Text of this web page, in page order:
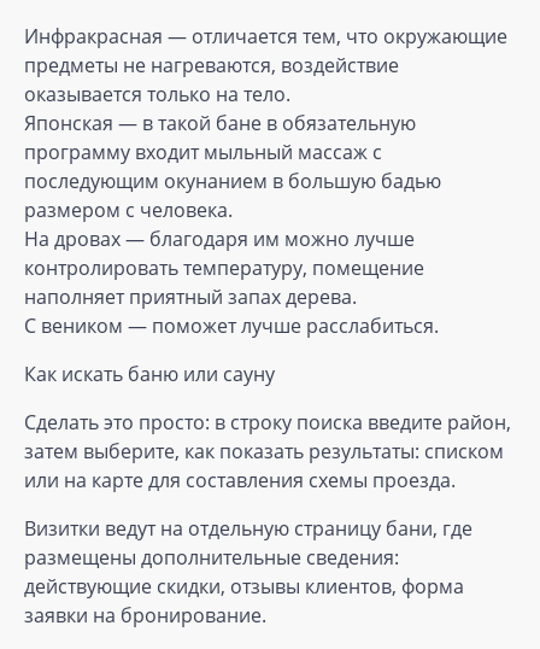
Инфракрасная — отличается тем, что окружающие
предметы не нагреваются, воздействие
оказывается только на тело.
Японская — в такой бане в обязательную
программу входит мыльный массаж с
последующим окунанием в большую бадью
размером с человека.
На дровах — благодаря им можно лучше
контролировать температуру, помещение
наполняет приятный запах дерева.
С веником — поможет лучше расслабиться.
Как искать баню или сауну
Сделать это просто: в строку поиска введите район,
затем выберите, как показать результаты: списком
или на карте для составления схемы проезда.
Визитки ведут на отдельную страницу бани, где
размещены дополнительные сведения:
действующие скидки, отзывы клиентов, форма
заявки на бронирование.